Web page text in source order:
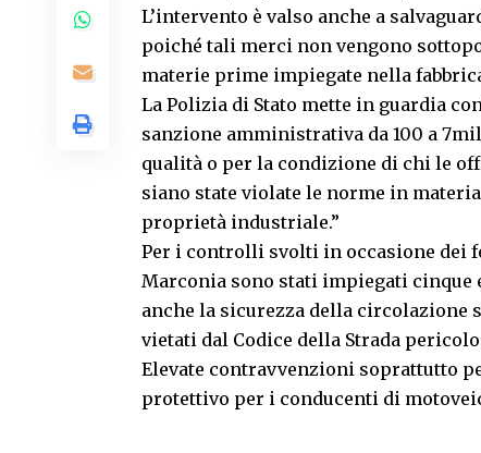
L’intervento è valso anche a
poiché tali merci non vengono
materie prime impiegate nella
La Polizia di Stato mette in guardia
sanzione amministrativa da 100 a
qualità o per la condizione di chi le
siano state violate le norme in
proprietà industriale.”
Per i controlli svolti in occasione dei
Marconia sono stati impiegati cinque
anche la sicurezza della circolazione
vietati dal Codice della Strada
Elevate contravvenzioni soprattutto
protettivo per i conducenti di